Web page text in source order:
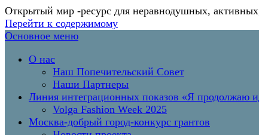
Открытый мир -ресурс для неравнодушных,
Перейти к содержимому
Основное меню
О нас
Наш Попечительский Совет
Наши Партнеры
Линия интеграционных показов «Я продолжаю
Volga Fashion Week 2025
Москва-добрый город-конкурс грантов